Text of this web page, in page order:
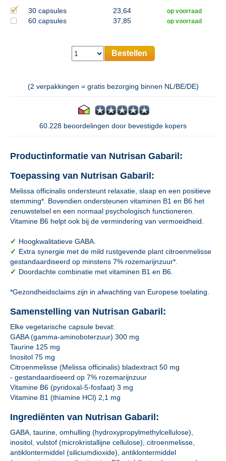
30 capsules 23,64 op voorraad
60 capsules 37,85 op voorraad
Bestellen
(2 verpakkingen = gratis bezorging binnen NL/BE/DE)
60.228 beoordelingen door bevestigde kopers
Productinformatie van Nutrisan Gabaril:
Toepassing van Nutrisan Gabaril:
Melissa officinalis ondersteunt relaxatie, slaap en een positieve
stemming*. Bovendien ondersteunen vitaminen B1 en B6 het
zenuwstelsel en een normaal psychologisch functioneren.
Vitamine B6 helpt ook bij de vermindering van vermoeidheid.
✓ Hoogkwalitatieve GABA.
✓ Extra synergie met de mild rustgevende plant citroenmelisse
gestandaardiseerd op minstens 7% rozemarijnzuur*.
✓ Doordachte combinatie met vitaminen B1 en B6.
*Gezondheidsclaims zijn in afwachting van Europese toelating.
Samenstelling van Nutrisan Gabaril:
Elke vegetarische capsule bevat:
GABA (gamma-aminoboterzuur) 300 mg
Taurine 125 mg
Inositol 75 mg
Citroenmelisse (Melissa officinalis) bladextract 50 mg
- gestandaardiseerd op 7% rozemarijnzuur
Vitamine B6 (pyridoxal-5-fosfaat) 3 mg
Vitamine B1 (thiamine HCl) 2,1 mg
Ingrediënten van Nutrisan Gabaril:
GABA, taurine, omhulling (hydroxypropylmethylcellulose),
inositol, vulstof (microkristallijne cellulose), citroenmelisse,
antiklontermiddel (siliciumdioxide), antiklontermiddel